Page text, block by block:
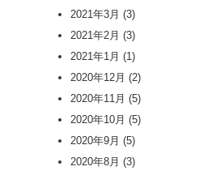
2021年3月 (3)
2021年2月 (3)
2021年1月 (1)
2020年12月 (2)
2020年11月 (5)
2020年10月 (5)
2020年9月 (5)
2020年8月 (3)